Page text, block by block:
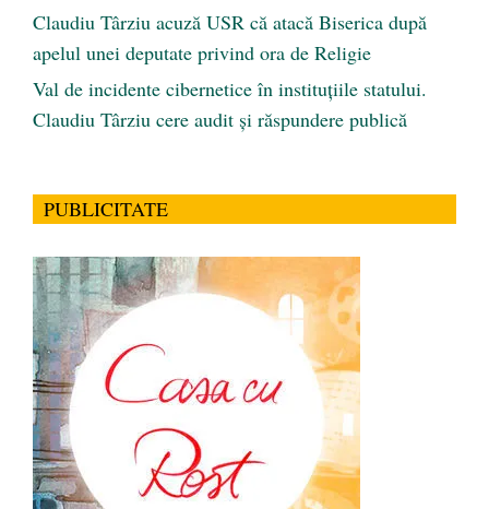
Claudiu Târziu acuză USR că atacă Biserica după
apelul unei deputate privind ora de Religie
Val de incidente cibernetice în instituțiile statului.
Claudiu Târziu cere audit și răspundere publică
PUBLICITATE